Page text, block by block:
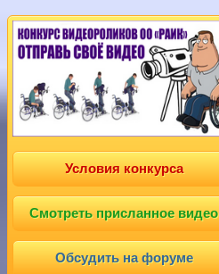
Условия конкурса
Смотреть присланное видео
Обсудить на форуме